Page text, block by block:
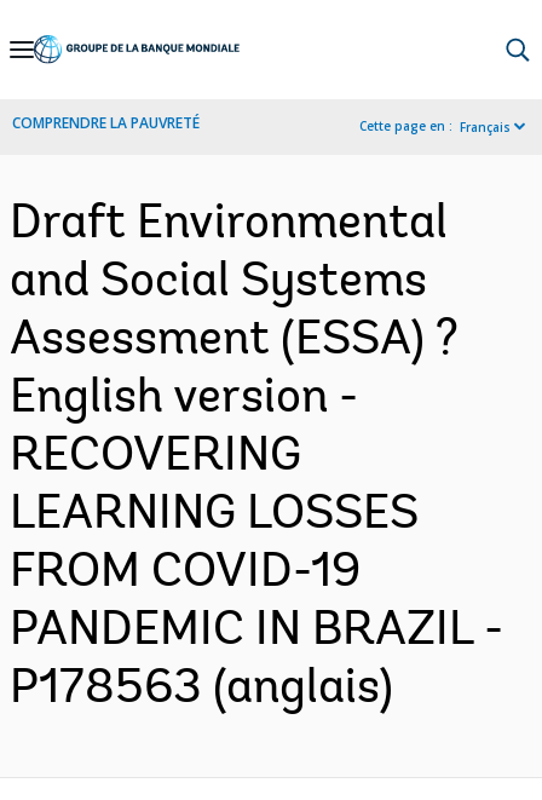
Skip
Navigation
COMPRENDRE LA PAUVRETÉ Cette page en : Français
Draft Environmental
and Social Systems
Assessment (ESSA) ?
English version -
RECOVERING
LEARNING LOSSES
FROM COVID-19
PANDEMIC IN BRAZIL -
P178563 (anglais)